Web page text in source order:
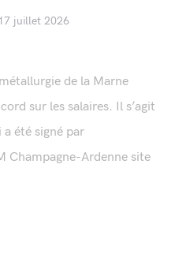
juillet 2026
de la Marne
sur les salaires. Il s’agit
été signé par
Champagne-Ardenne site